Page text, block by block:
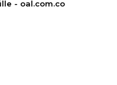
- oal.com.co